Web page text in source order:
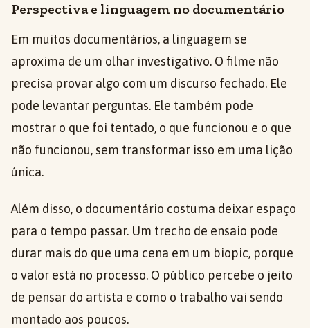
Perspectiva e linguagem no documentário
Em muitos documentários, a linguagem se
aproxima de um olhar investigativo. O filme não
precisa provar algo com um discurso fechado. Ele
pode levantar perguntas. Ele também pode
mostrar o que foi tentado, o que funcionou e o que
não funcionou, sem transformar isso em uma lição
única.
Além disso, o documentário costuma deixar espaço
para o tempo passar. Um trecho de ensaio pode
durar mais do que uma cena em um biopic, porque
o valor está no processo. O público percebe o jeito
de pensar do artista e como o trabalho vai sendo
montado aos poucos.